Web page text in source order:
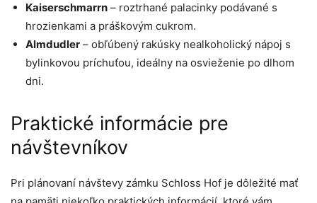
Kaiserschmarrn – roztrhané palacinky podávané s
hrozienkami a práškovým cukrom.
Almdudler – obľúbený rakúsky nealkoholický nápoj s
bylinkovou príchuťou, ideálny na osvieženie po dlhom
dni.
Praktické informácie pre
návštevníkov
Pri plánovaní návštevy zámku Schloss Hof je dôležité mať